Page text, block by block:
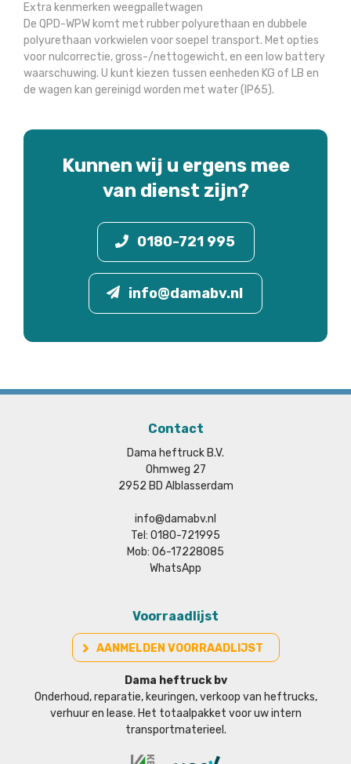
Extra kenmerken weegpalletwagen
De QPD-WPW komt met rubber polyurethaan en dubbele
polyurethaan vorkwielen voor soepel transport. Met opties
voor nulcorrectie, gross-/nettogewicht, en een low battery
waarschuwing. U kunt kiezen tussen eenheden KG of LB en
de wagen kan gereinigd worden met water (IP65).
Kunnen wij u ergens mee
van dienst zijn?
0180-721 995
info@damabv.nl
Contact
Dama heftruck B.V.
Ohmweg 27
2952 BD Alblasserdam
info@damabv.nl
Tel: 0180-721995
Mob: 06-17228085
WhatsApp
Voorraadlijst
AANMELDEN VOORRAADLIJST
Dama heftruck bv
Onderhoud, reparatie, keuringen, verkoop van heftrucks,
verhuur en lease. Het totaalpakket voor uw intern
transportmaterieel.